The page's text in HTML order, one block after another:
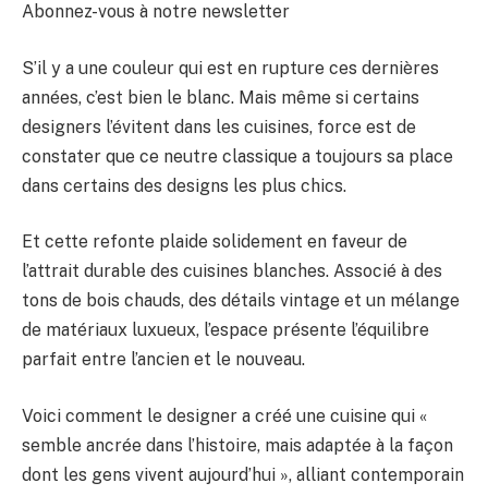
Abonnez-vous à notre newsletter
S’il y a une couleur qui est en rupture ces dernières
années, c’est bien le blanc. Mais même si certains
designers l’évitent dans les cuisines, force est de
constater que ce neutre classique a toujours sa place
dans certains des designs les plus chics.
Et cette refonte plaide solidement en faveur de
l’attrait durable des cuisines blanches. Associé à des
tons de bois chauds, des détails vintage et un mélange
de matériaux luxueux, l’espace présente l’équilibre
parfait entre l’ancien et le nouveau.
Voici comment le designer a créé une cuisine qui «
semble ancrée dans l’histoire, mais adaptée à la façon
dont les gens vivent aujourd’hui », alliant contemporain